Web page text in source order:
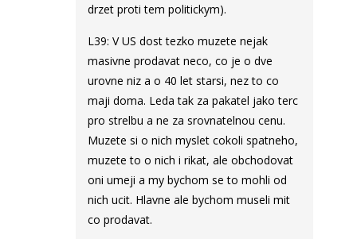
drzet proti tem politickym).
L39: V US dost tezko muzete nejak
masivne prodavat neco, co je o dve
urovne niz a o 40 let starsi, nez to co
maji doma. Leda tak za pakatel jako terc
pro strelbu a ne za srovnatelnou cenu.
Muzete si o nich myslet cokoli spatneho,
muzete to o nich i rikat, ale obchodovat
oni umeji a my bychom se to mohli od
nich ucit. Hlavne ale bychom museli mit
co prodavat.